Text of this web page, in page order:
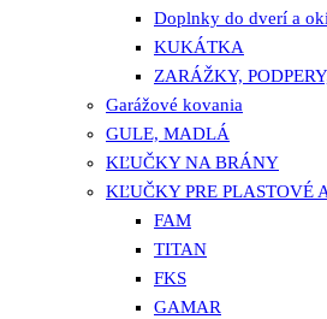
Doplnky do dverí a
KUKÁTKA
ZARÁŽKY,
Garážové kovania
GULE, MADLÁ
KĽUČKY NA BRÁNY
KĽUČKY PRE PLASTOVÉ
FAM
TITAN
FKS
GAMAR